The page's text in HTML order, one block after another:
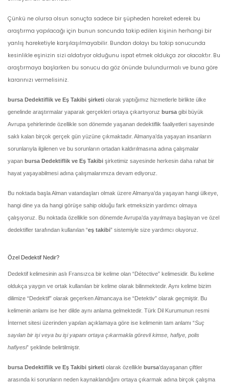
Çünkü ne olursa olsun sonuçta sadece bir şüpheden hareket ederek bu
araştırma yapılacağı için bunun soncunda takip edilen kişinin herhangi bir
yanlış hareketiyle karşılaşılmayabilir. Bundan dolayı bu takip sonucunda
kesinlikle eşinizin sizi aldatıyor olduğunu ispat etmek oldukça zor olacaktır. Bu
araştırmaya başlarken bu sonucu da göz önünde bulundurmalı ve buna göre
kararınızı vermelisiniz.
bursa Dedektiflik ve Eş Takibi şirketi olarak yaptığımız hizmetlerle birlikte ülke
genelinde araştırmalar yaparak gerçekleri ortaya çıkartıyoruz bursa gibi büyük
Avrupa şehirlerinde özellikle son dönemde yaşanan dedektiflik faaliyetleri sayesinde
saklı kalan birçok gerçek gün yüzüne çıkmaktadır. Almanya’da yaşayan insanların
sorunlarıyla ilgilenen ve bu sorunların ortadan kaldırılmasına adına çalışmalar
yapan bursa Dedektiflik ve Eş Takibi şirketimiz sayesinde herkesin daha rahat bir
hayat yaşayabilmesi adına çalışmalarımıza devam ediyoruz.
Bu noktada başla Alman vatandaşları olmak üzere Almanya’da yaşayan hangi ülkeye,
hangi dine ya da hangi görüşe sahip olduğu fark etmeksizin yardımcı olmaya
çalışıyoruz. Bu noktada özellikle son dönemde Avrupa’da yayılmaya başlayan ve özel
dedektifler tarafından kullanılan “eş takibi” sistemiyle size yardımcı oluyoruz.
Özel Dedektif Nedir?
Dedektif kelimesinin aslı Fransızca bir kelime olan “Détective” kelimesidir. Bu kelime
oldukça yaygın ve ortak kullanılan bir kelime olarak bilinmektedir. Aynı kelime bizim
dilimize “Dedektif” olarak geçerken Almancaya ise “Detektiv” olarak geçmiştir. Bu
kelimenin anlamı ise her dilde aynı anlama gelmektedir. Türk Dil Kurumunun resmi
İnternet sitesi üzerinden yapılan açıklamaya göre ise kelimenin tam anlamı “Suç
sayılan bir işi veya bu işi yapanı ortaya çıkarmakla görevli kimse, hafiye, polis
hafiyesi” şeklinde belirtilmiştir.
bursa Dedektiflik ve Eş Takibi şirketi olarak özellikle bursa’dayaşanan çiftler
arasında ki sorunların neden kaynaklandığını ortaya çıkarmak adına birçok çalışma